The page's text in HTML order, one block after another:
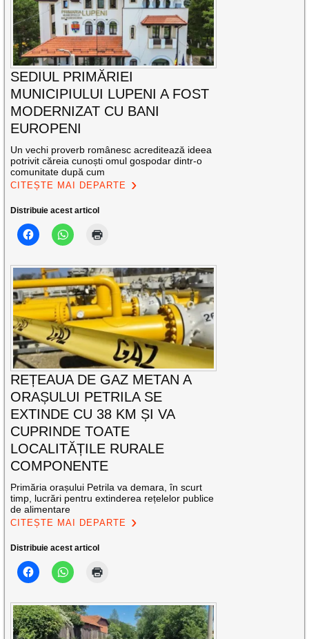
SEDIUL PRIMĂRIEI
MUNICIPIULUI LUPENI A FOST
MODERNIZAT CU BANI
EUROPENI
Un vechi proverb românesc acreditează ideea
potrivit căreia cunoști omul gospodar dintr-o
comunitate după cum
CITEȘTE MAI DEPARTE
Distribuie acest articol
REȚEAUA DE GAZ METAN A
ORAȘULUI PETRILA SE
EXTINDE CU 38 KM ȘI VA
CUPRINDE TOATE
LOCALITĂȚILE RURALE
COMPONENTE
Primăria orașului Petrila va demara, în scurt
timp, lucrări pentru extinderea rețelelor publice
de alimentare
CITEȘTE MAI DEPARTE
Distribuie acest articol